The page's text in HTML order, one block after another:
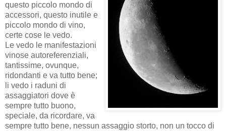
questo piccolo mondo di
accessori, questo inutile e
piccolo mondo di vino,
certe cose le vedo.
Le vedo le manifestazioni
vinose autoreferenziali,
tantissime, ovunque,
ridondanti e va tutto bene;
li vedo i raduni di
assaggiatori dove è
sempre tutto buono,
speciale, da ricordare, va
sempre tutto bene, nessun assaggio storto, non un tocco di